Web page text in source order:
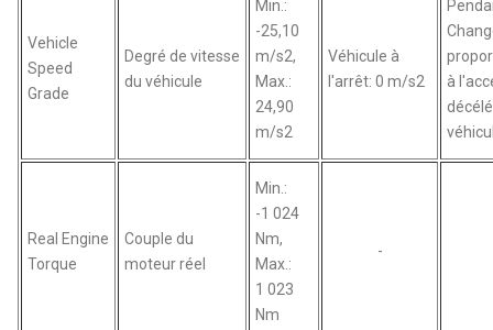
Vehicle
Speed
Grade
Degré de vitesse
du véhicule
Min.:
-25,10
m/s2,
Max.:
24,90
m/s2
Véhicule à
l'arrêt: 0 m/s2
à
Real Engine
Torque
Couple du
moteur réel
Min.:
-1 024
Nm,
Max.:
1 023
Nm
-